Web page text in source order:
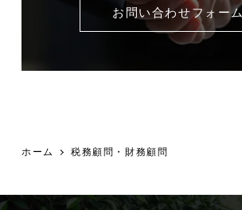
お問い合わせフォーム
ホーム 税務顧問・財務顧問